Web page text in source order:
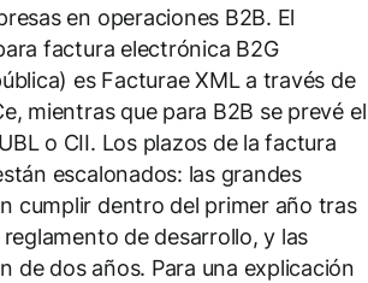
en operaciones B2B. El
factura electrónica B2G
es Facturae XML a través de
mientras que para B2B se prevé el
o CII. Los plazos de la factura
escalonados: las grandes
cumplir dentro del primer año tras
de desarrollo, y las
de dos años. Para una explicación